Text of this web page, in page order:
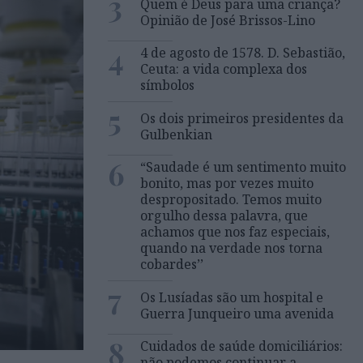
Quem é Deus para uma criança?
Opinião de José Brissos-Lino
4
4 de agosto de 1578. D. Sebastião,
Ceuta: a vida complexa dos
símbolos
5
Os dois primeiros presidentes da
Gulbenkian
6
“Saudade é um sentimento muito
bonito, mas por vezes muito
despropositado. Temos muito
orgulho dessa palavra, que
achamos que nos faz especiais,
quando na verdade nos torna
cobardes’’
7
Os Lusíadas são um hospital e
Guerra Junqueiro uma avenida
8
Cuidados de saúde domiciliários: